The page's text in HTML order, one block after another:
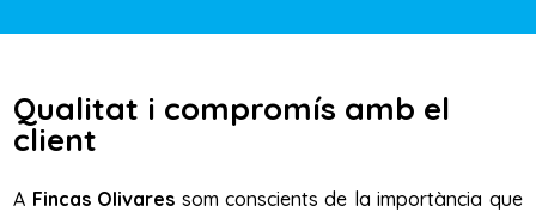
Qualitat i compromís amb el
client
A Fincas Olivares som conscients de la importància que